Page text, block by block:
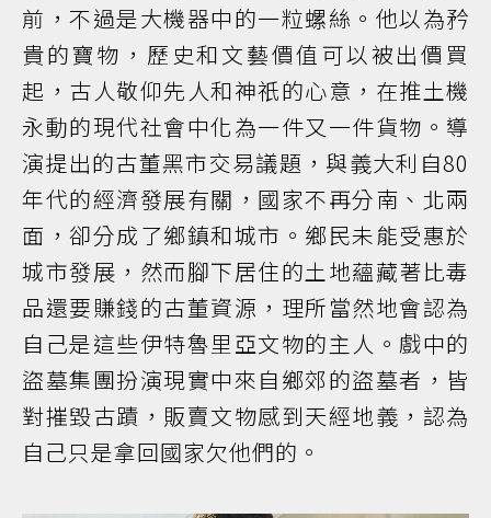
前，不過是大機器中的一粒螺絲。他以為矜
貴的寶物，歷史和文藝價值可以被出價買
起，古人敬仰先人和神祇的心意，在推土機
永動的現代社會中化為一件又一件貨物。導
演提出的古董黑市交易議題，與義大利自80
年代的經濟發展有關，國家不再分南、北兩
面，卻分成了鄉鎮和城市。鄉民未能受惠於
城市發展，然而腳下居住的土地蘊藏著比毒
品還要賺錢的古董資源，理所當然地會認為
自己是這些伊特魯里亞文物的主人。戲中的
盜墓集團扮演現實中來自鄉郊的盜墓者，皆
對摧毀古蹟，販賣文物感到天經地義，認為
自己只是拿回國家欠他們的。